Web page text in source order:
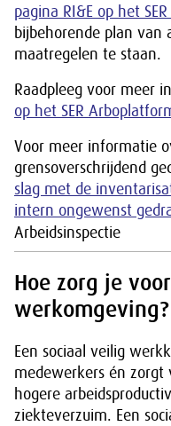
pagina RI&E op het
bijbehorende plan van
maatregelen te staan.
Raadpleeg voor meer
op het SER
Voor meer informatie
grensoverschrijdend
slag met de
intern ongewenst
Arbeidsinspectie
Hoe zorg je
werkomgeving?
Een sociaal veilig
medewerkers én zorgt
hogere
ziekteverzuim. Een